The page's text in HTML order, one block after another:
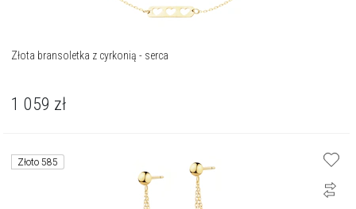
Złota bransoletka z cyrkonią - serca
1 059 zł
Złoto 585